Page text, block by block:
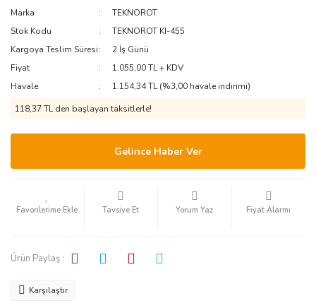
Marka
TEKNOROT
Stok Kodu
TEKNOROT KI-455
Kargoya Teslim Süresi
2 İş Günü
Fiyat
1.055,00 TL + KDV
Havale
1.154,34 TL (%3,00 havale indirimi)
118,37 TL den başlayan taksitlerle!
Gelince Haber Ver
Tavsiye Et Yorum Yaz Fiyat Alarmı
Ürün Paylaş :
Karşılaştır